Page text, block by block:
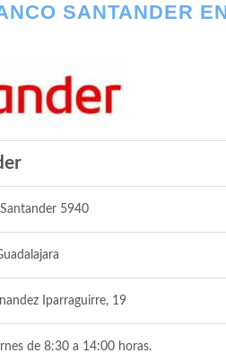
SANTANDER
5940
Iparraguirre, 19
de 8:30 a 14:00 horas.